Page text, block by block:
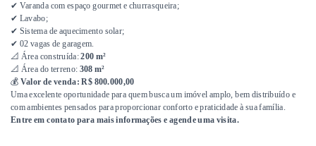
✔ Varanda com espaço gourmet e churrasqueira;
✔ Lavabo;
✔ Sistema de aquecimento solar;
✔ 02 vagas de garagem.
📐 Área construída:200 m²
📐 Área do terreno: 308 m²
💰 Valor de venda: R$ 800.000,00
Uma excelente oportunidade para quem busca um imóvel amplo, bem distribuído e
com ambientes pensados para proporcionar conforto e praticidade à sua família.
Entre em contato para mais informações e agende uma visita.